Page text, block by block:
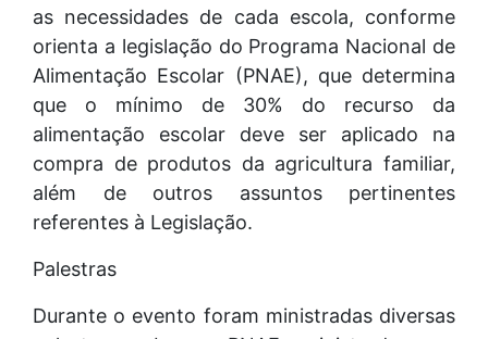
as necessidades de cada escola, conforme
orienta a legislação do Programa Nacional de
Alimentação Escolar (PNAE), que determina
que o mínimo de 30% do recurso da
alimentação escolar deve ser aplicado na
compra de produtos da agricultura familiar,
além de outros assuntos pertinentes
referentes à Legislação.
Palestras
Durante o evento foram ministradas diversas